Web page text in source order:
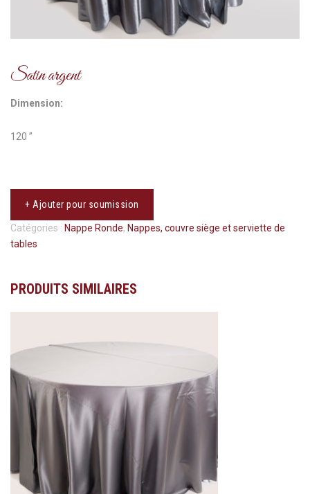
Satin argent
Dimension:
120 ’’
+ Ajouter pour soumission
Catégories : Nappe Ronde, Nappes, couvre siège et serviette de
tables
PRODUITS SIMILAIRES